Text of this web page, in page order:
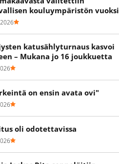
kouluympäristön vuoksi
katusählyturnaus kasvoi
– Mukana jo 16 joukkuetta
on ensin avata ovi"
oli odotettavissa